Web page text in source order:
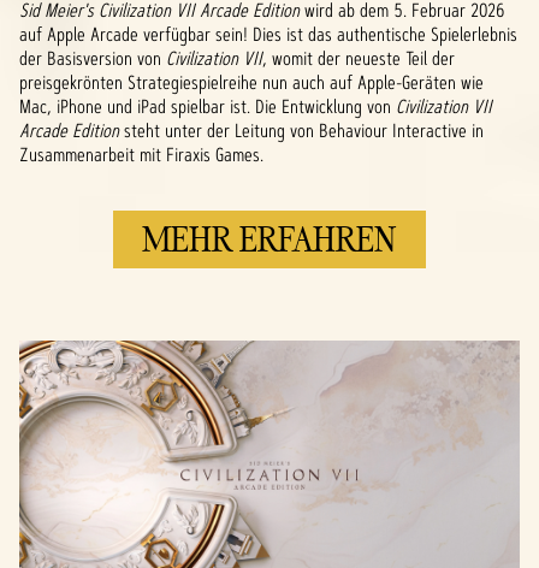
Sid Meier's Civilization VII Arcade Editionwird ab dem 5. Februar 2026
auf Apple Arcade verfügbar sein! Dies ist das authentische Spielerlebnis
der Basisversion von Civilization VII, womit der neueste Teil der
preisgekrönten Strategiespielreihe nun auch auf Apple-Geräten wie
Mac, iPhone und iPad spielbar ist. Die Entwicklung von Civilization VII
Arcade Editionsteht unter der Leitung von Behaviour Interactive in
Zusammenarbeit mit Firaxis Games.
MEHR ERFAHREN